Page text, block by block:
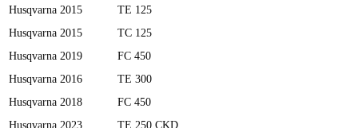
Husqvarna 2015
TE 125
Husqvarna 2015
TC 125
Husqvarna 2019
FC 450
Husqvarna 2016
TE 300
Husqvarna 2018
FC 450
Husqvarna 2023
TE 250 CKD